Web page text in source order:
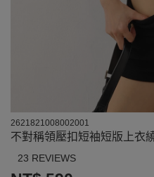
2621821008002001
不對稱領壓扣短袖短版上衣
23 REVIEWS